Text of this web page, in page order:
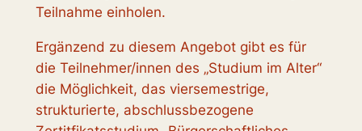
Teilnahme einholen.
Ergänzend zu diesem Angebot gibt es für
die Teilnehmer/innen des „Studium im Alter“
die Möglichkeit, das viersemestrige,
strukturierte, abschlussbezogene